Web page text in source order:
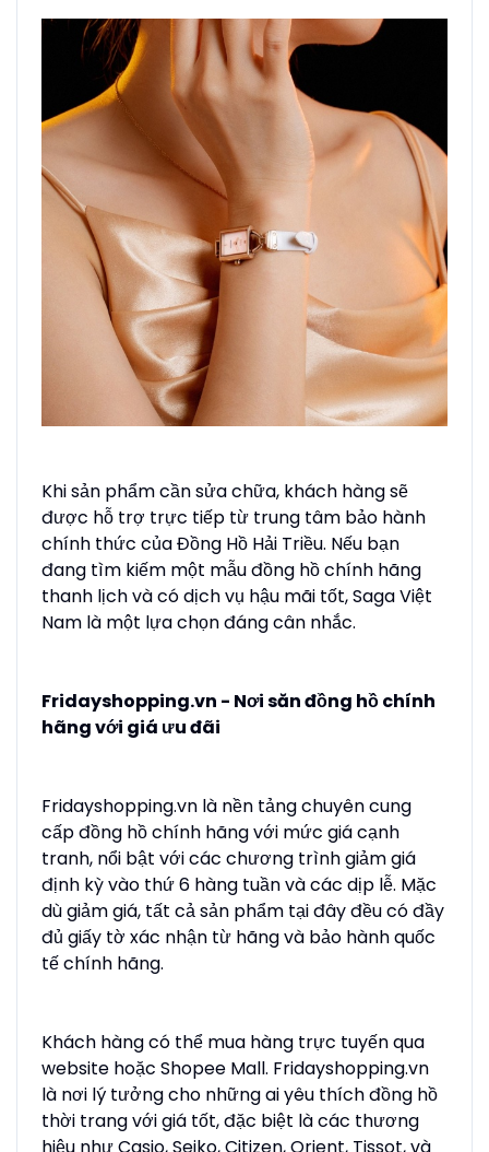
Khi sản phẩm cần sửa chữa, khách hàng sẽ
được hỗ trợ trực tiếp từ trung tâm bảo hành
chính thức của Đồng Hồ Hải Triều. Nếu bạn
đang tìm kiếm một mẫu đồng hồ chính hãng
thanh lịch và có dịch vụ hậu mãi tốt, Saga Việt
Nam là một lựa chọn đáng cân nhắc.
Fridayshopping.vn - Nơi săn đồng hồ chính
hãng với giá ưu đãi
Fridayshopping.vn là nền tảng chuyên cung
cấp đồng hồ chính hãng với mức giá cạnh
tranh, nổi bật với các chương trình giảm giá
định kỳ vào thứ 6 hàng tuần và các dịp lễ. Mặc
dù giảm giá, tất cả sản phẩm tại đây đều có đầy
đủ giấy tờ xác nhận từ hãng và bảo hành quốc
tế chính hãng.
Khách hàng có thể mua hàng trực tuyến qua
website hoặc Shopee Mall. Fridayshopping.vn
là nơi lý tưởng cho những ai yêu thích đồng hồ
thời trang với giá tốt, đặc biệt là các thương
hiệu như Casio, Seiko, Citizen, Orient, Tissot, và